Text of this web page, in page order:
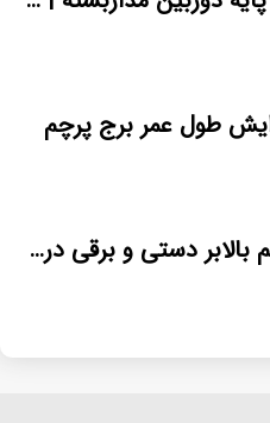
طول عمر برج پرچم
مقایسه سیستم بالابر دستی و برقی در برج پرچم